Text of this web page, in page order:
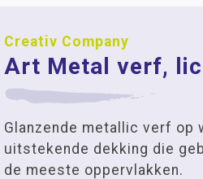
Creativ Company
Art Metal verf,
Glanzende metallic verf op
uitstekende dekking die
de meeste oppervlakken.